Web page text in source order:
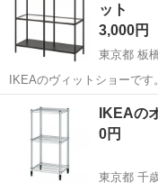
ット
3,000円
東京都 板
IKEAのヴィットショーです
していました。 自宅まで引
す。 お手伝い必要なようでした
東京
IKEAの
0円
東京都 千